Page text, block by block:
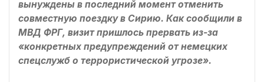
вынуждены в последний момент отменить
совместную поездку в Сирию. Как сообщили в
МВД ФРГ, визит пришлось прервать из-за
«конкретных предупреждений от немецких
спецслужб о террористической угрозе».